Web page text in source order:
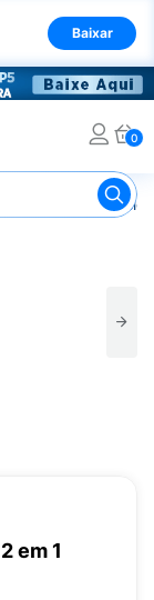
Baixar
0
e Atividade Física
em 1